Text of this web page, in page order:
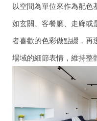
以空間為單位來作為配色
如玄關、客餐廳、走廊或
者喜歡的色彩做點綴，再
場域的細節表情，維持整